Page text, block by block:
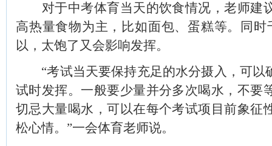
对于中考体育当天的饮食情况，老师建
高热量食物为主，比如面包、蛋糕等。同
以，太饱了又会影响发挥。
“考试当天要保持充足的水分摄入，可以
试时发挥。一般要少量并分多次喝水，不要
切忌大量喝水，可以在每个考试项目前象征
松心情。”一会体育老师说。